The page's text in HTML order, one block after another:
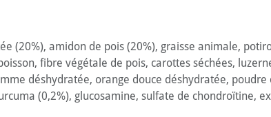
(20%), amidon de pois (20%), graisse animale,
fibre végétale de pois, carottes séchées,
déshydratée, orange douce déshydratée, poudre
(0,2%), glucosamine, sulfate de chondroïtine,